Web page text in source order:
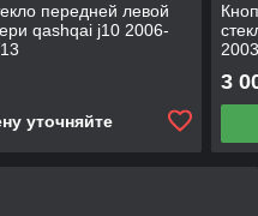
передней левой
qashqai j10 2006-
уточняйте
3